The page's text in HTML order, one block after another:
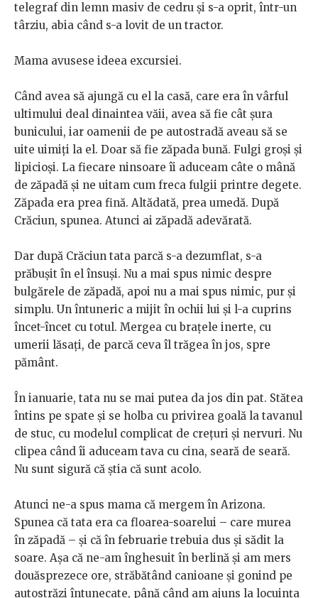
telegraf din lemn masiv de cedru și s-a oprit, într-un
târziu, abia când s-a lovit de un tractor.
Mama avusese ideea excursiei.
Când avea să ajungă cu el la casă, care era în vârful
ultimului deal dinaintea văii, avea să fie cât șura
bunicului, iar oamenii de pe autostradă aveau să se
uite uimiți la el. Doar să fie zăpada bună. Fulgi groși și
lipicioși. La fiecare ninsoare îi aduceam câte o mână
de zăpadă și ne uitam cum freca fulgii printre degete.
Zăpada era prea fină. Altădată, prea umedă. După
Crăciun, spunea. Atunci ai zăpadă adevărată.
Dar după Crăciun tata parcă s-a dezumflat, s-a
prăbușit în el însuși. Nu a mai spus nimic despre
bulgărele de zăpadă, apoi nu a mai spus nimic, pur și
simplu. Un întuneric a mijit în ochii lui și l-a cuprins
încet-încet cu totul. Mergea cu brațele inerte, cu
umerii lăsați, de parcă ceva îl trăgea în jos, spre
pământ.
În ianuarie, tata nu se mai putea da jos din pat. Stătea
întins pe spate și se holba cu privirea goală la tavanul
de stuc, cu modelul complicat de crețuri și nervuri. Nu
clipea când îi aduceam tava cu cina, seară de seară.
Nu sunt sigură că știa că sunt acolo.
Atunci ne-a spus mama că mergem în Arizona.
Spunea că tata era ca floarea-soarelui – care murea
în zăpadă – și că în februarie trebuia dus și sădit la
soare. Așa că ne-am înghesuit în berlină și am mers
douăsprezece ore, străbătând canioane și gonind pe
autostrăzi întunecate, până când am ajuns la locuința